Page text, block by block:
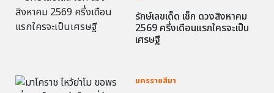
รักษ์เลขเด็ด เช็ก ดวงสิงหาคม
2569 ครึ่งเดือนแรกใครจะเป็น
เศรษฐี
นครราชสีมา